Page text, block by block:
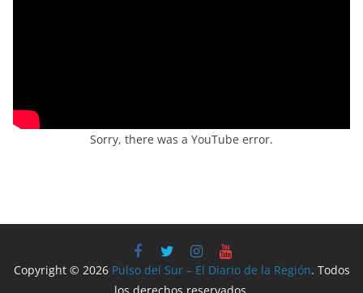
Sorry, there was a YouTube error.
Copyright © 2026 Pulso del Sur – El Diario de la Región. Todos